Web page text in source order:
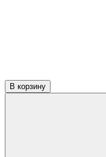
В корзину